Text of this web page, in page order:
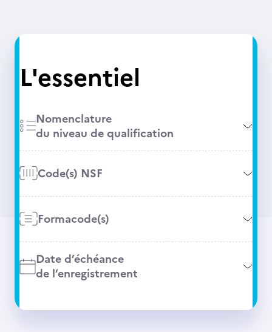
L'essentiel
Nomenclature
du niveau de qualification
Code(s) NSF
Formacode(s)
Date d’échéance
de l’enregistrement